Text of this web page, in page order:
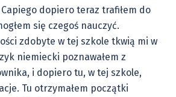
dopiero teraz trafiłem do
się czegoś nauczyć.
zdobyte w tej szkole tkwią mi w
niemiecki poznawałem z
i dopiero tu, w tej szkole,
Tu otrzymałem początki